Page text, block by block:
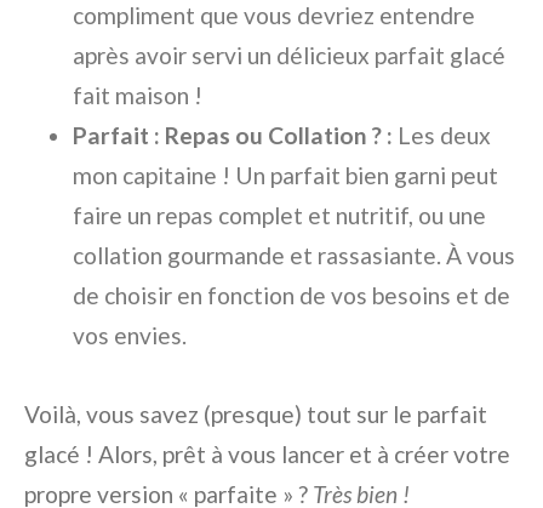
compliment que vous devriez entendre
après avoir servi un délicieux parfait glacé
fait maison !
Parfait : Repas ou Collation ? : Les deux
mon capitaine ! Un parfait bien garni peut
faire un repas complet et nutritif, ou une
collation gourmande et rassasiante. À vous
de choisir en fonction de vos besoins et de
vos envies.
Voilà, vous savez (presque) tout sur le parfait
glacé ! Alors, prêt à vous lancer et à créer votre
propre version « parfaite » ? Très bien !